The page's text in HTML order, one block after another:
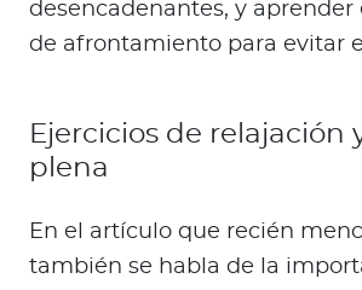
desencadenantes, y aprender
de afrontamiento para evitar
Ejercicios de relajación
plena
En el artículo que recién
también se habla de la